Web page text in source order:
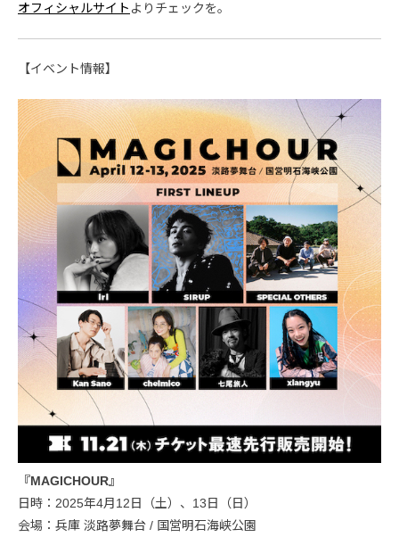
オフィシャルサイト よりチェックを。
【イベント情報】
『MAGICHOUR』
日時：2025年4月12日（土）、13日（日）
会場：兵庫 淡路夢舞台 / 国営明石海峡公園